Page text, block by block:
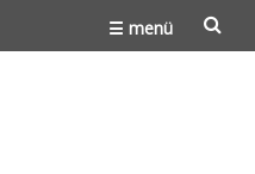
☰ menü